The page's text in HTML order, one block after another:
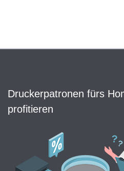
Druckerpatronen fürs
profitieren